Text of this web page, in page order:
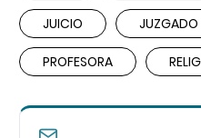
JUICIO JUZGADO
PROFESORA